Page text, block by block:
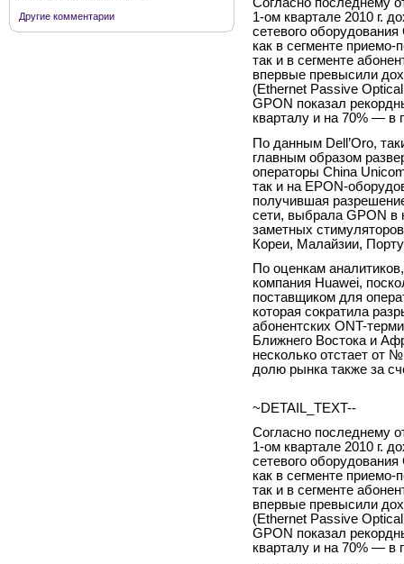
Другие комментарии
Согласно последнему
1-ом квартале 2010 г.
сетевого
как в сегменте
так и в сегменте
впервые превысили
(Ethernet Passive
GPON показал
кварталу и на 70% — в
По данным Dell’Oro,
главным образом
операторы China
так и на EPON-
получившая
сети, выбрала GPON в
заметных
Кореи, Малайзии,
По оценкам
компания Huawei,
поставщиком для
которая сократила
абонентских ONT-
Ближнего Востока и
несколько отстает от
долю рынка также за
~DETAIL_TEXT--
Согласно последнему
1-ом квартале 2010 г.
сетевого
как в сегменте
так и в сегменте
впервые превысили
(Ethernet Passive
GPON показал
кварталу и на 70% — в